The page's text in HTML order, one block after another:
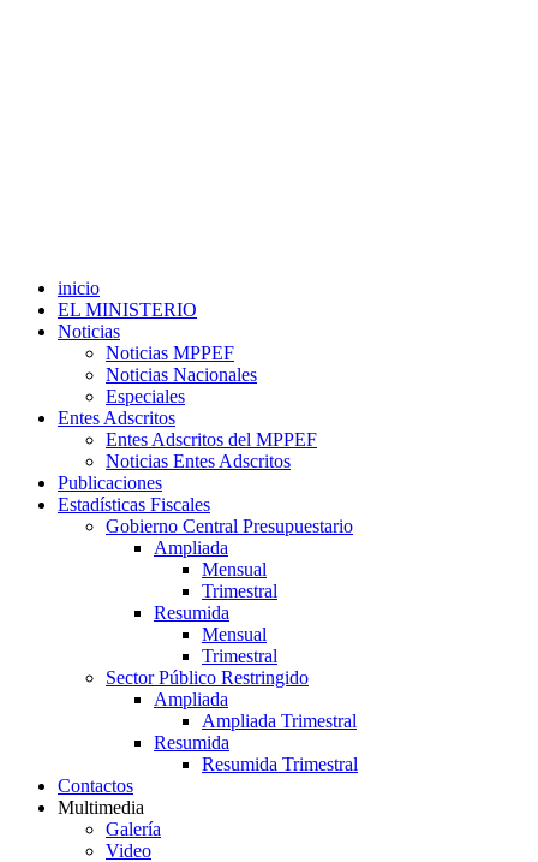
inicio
EL MINISTERIO
Noticias
Noticias MPPEF
Noticias Nacionales
Especiales
Entes Adscritos
Entes Adscritos del MPPEF
Noticias Entes Adscritos
Publicaciones
Estadísticas Fiscales
Gobierno Central Presupuestario
Ampliada
Mensual
Trimestral
Resumida
Mensual
Trimestral
Sector Público Restringido
Ampliada
Ampliada Trimestral
Resumida
Resumida Trimestral
Contactos
Multimedia
Galería
Video